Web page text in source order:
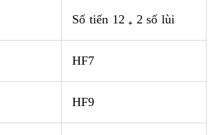
Số tiến 12 ₊ 2 số lùi
HF7
HF9